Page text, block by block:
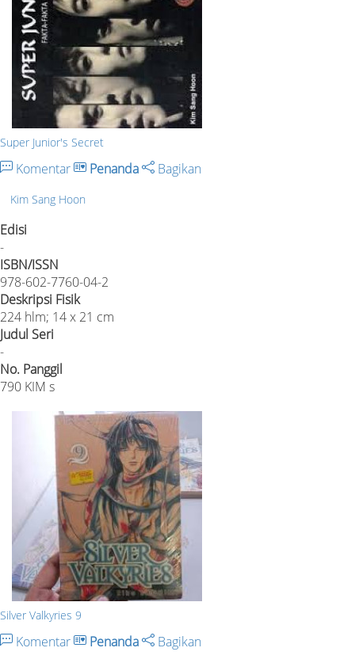
Super Junior's Secret
Komentar Penanda Bagikan
Kim Sang Hoon
Edisi
-
ISBN/ISSN
978-602-7760-04-2
Deskripsi Fisik
224 hlm; 14 x 21 cm
Judul Seri
-
No. Panggil
790 KIM s
Silver Valkyries 9
Komentar Penanda Bagikan